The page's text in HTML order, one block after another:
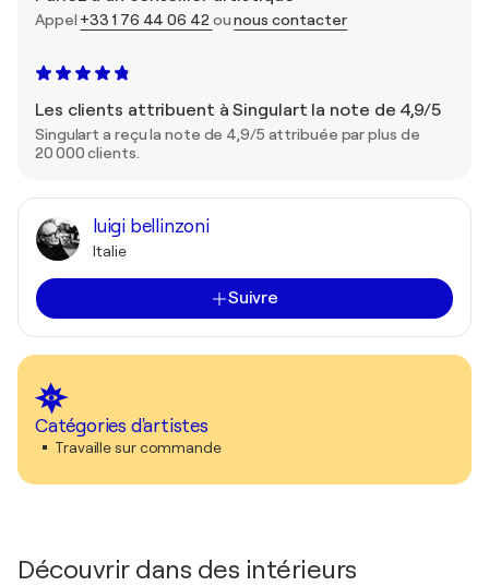
Appel +33 1 76 44 06 42 ounous contacter
Les clients attribuent à Singulart la note de 4,9/5
Singulart a reçu la note de 4,9/5 attribuée par plus de
20 000 clients.
luigi bellinzoni
Italie
Suivre
Catégories d'artistes
Travaille sur commande
Découvrir dans des intérieurs